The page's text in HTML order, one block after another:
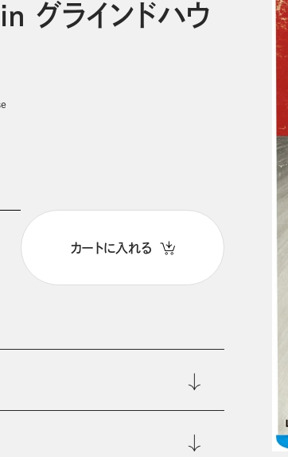
グラインドハウ
カートに入れる